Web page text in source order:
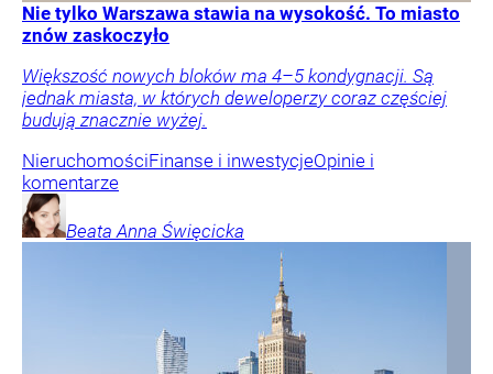
Nie tylko Warszawa stawia na wysokość. To miasto
znów zaskoczyło
Większość nowych bloków ma 4–5 kondygnacji. Są
jednak miasta, w których deweloperzy coraz częściej
budują znacznie wyżej.
NieruchomościFinanse i inwestycjeOpinie i
komentarze
Beata Anna Święcicka